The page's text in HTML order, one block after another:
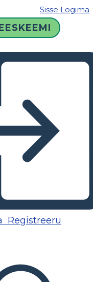
Sisse Logima
Registreeru